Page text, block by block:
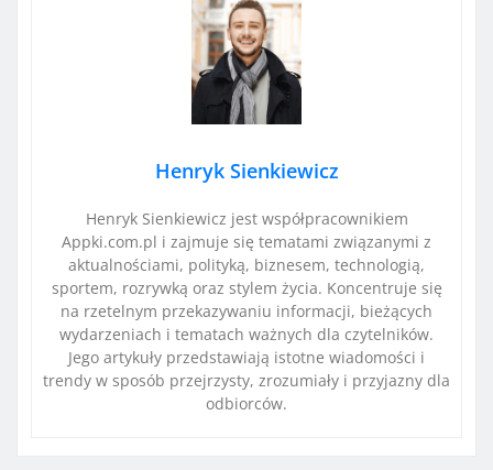
Henryk Sienkiewicz
Henryk Sienkiewicz jest współpracownikiem
Appki.com.pl i zajmuje się tematami związanymi z
aktualnościami, polityką, biznesem, technologią,
sportem, rozrywką oraz stylem życia. Koncentruje się
na rzetelnym przekazywaniu informacji, bieżących
wydarzeniach i tematach ważnych dla czytelników.
Jego artykuły przedstawiają istotne wiadomości i
trendy w sposób przejrzysty, zrozumiały i przyjazny dla
odbiorców.